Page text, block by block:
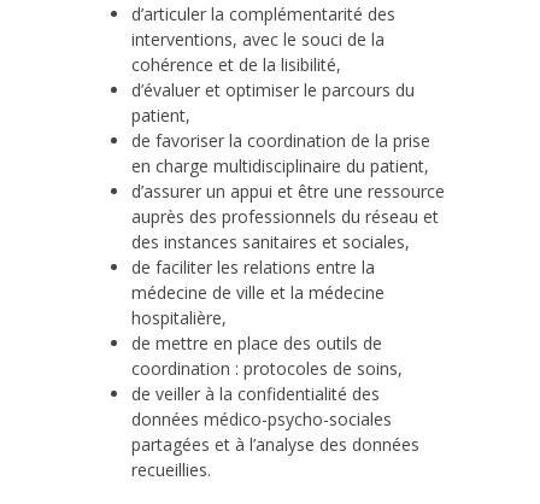
d’articuler la complémentarité des
interventions, avec le souci de la
cohérence et de la lisibilité,
d’évaluer et optimiser le parcours du
patient,
de favoriser la coordination de la prise
en charge multidisciplinaire du patient,
d’assurer un appui et être une ressource
auprès des professionnels du réseau et
des instances sanitaires et sociales,
de faciliter les relations entre la
médecine de ville et la médecine
hospitalière,
de mettre en place des outils de
coordination : protocoles de soins,
de veiller à la confidentialité des
données médico-psycho-sociales
partagées et à l’analyse des données
recueillies.